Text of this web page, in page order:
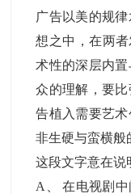
广告以美的规
想之中，在两
术性的深层内
众的理解，要
告植入需要艺
非生硬与蛮横般
这段文字意在
A
、在电视剧